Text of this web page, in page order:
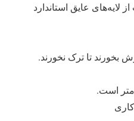
لایه‌های عایق استاندارد
بخورند تا ترک نخورند.